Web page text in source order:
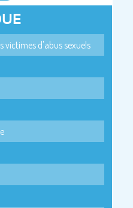
victimes d'abus sexuels